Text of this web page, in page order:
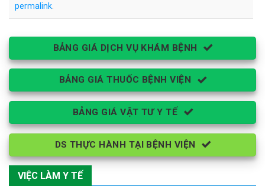
permalink
BẢNG GIÁ DỊCH VỤ KHÁM BỆNH
BẢNG GIÁ THUỐC BỆNH VIỆN
BẢNG GIÁ VẬT TƯ Y TẾ
DS THỰC HÀNH TẠI BỆNH VIỆN
VIỆC LÀM Y TẾ